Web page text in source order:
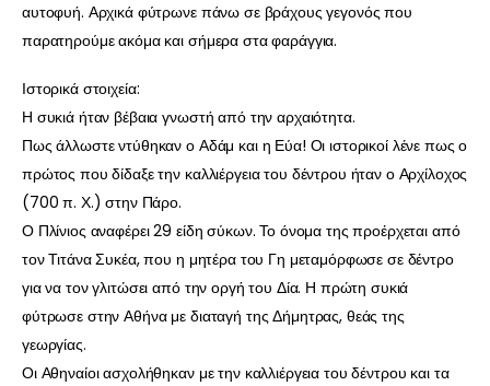
αυτοφυή. Αρχικά φύτρωνε πάνω σε βράχους γεγονός που
παρατηρούμε ακόμα και σήμερα στα φαράγγια.
Ιστορικά στοιχεία:
Η συκιά ήταν βέβαια γνωστή από την αρχαιότητα.
Πως άλλωστε ντύθηκαν ο Αδάμ και η Εύα! Οι ιστορικοί λένε πως ο
πρώτος που δίδαξε την καλλιέργεια του δέντρου ήταν ο Αρχίλοχος
(700 π. Χ.) στην Πάρο.
Ο Πλίνιος αναφέρει 29 είδη σύκων. Το όνομα της προέρχεται από
τον Τιτάνα Συκέα, που η μητέρα του Γη μεταμόρφωσε σε δέντρο
για να τον γλιτώσει από την οργή του Δία. Η πρώτη συκιά
φύτρωσε στην Αθήνα με διαταγή της Δήμητρας, θεάς της
γεωργίας.
Οι Αθηναίοι ασχολήθηκαν με την καλλιέργεια του δέντρου και τα